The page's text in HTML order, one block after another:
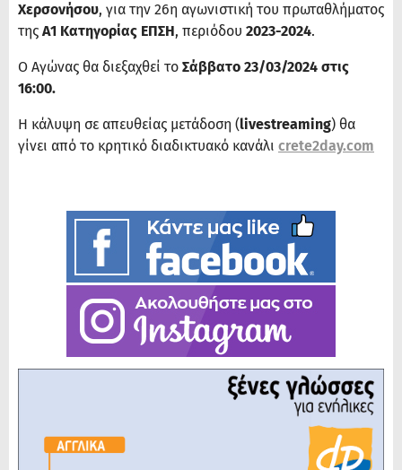
Χερσονήσου, για την 26η αγωνιστική του πρωταθλήματος
της Α1 Κατηγορίας ΕΠΣΗ, περιόδου 2023-2024.
Ο Αγώνας θα διεξαχθεί το Σάββατο 23/03/2024 στις
16:00.
Η κάλυψη σε απευθείας μετάδοση (livestreaming) θα
γίνει από το κρητικό διαδικτυακό κανάλι crete2day.com